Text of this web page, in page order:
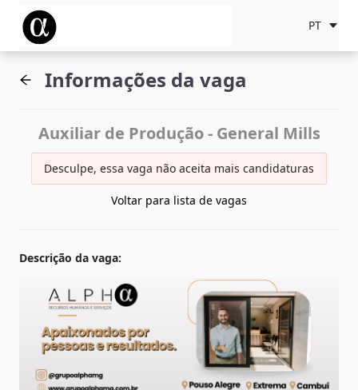
PT
Informações da vaga
Auxiliar de Produção - General Mills
Desculpe, essa vaga não aceita mais candidaturas
Voltar para lista de vagas
Descrição da vaga: